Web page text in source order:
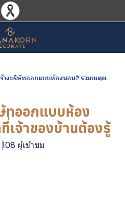
ริษัทออกแบบห้องนอน? รวมเหตุผลที่เจ้าของบ้านต้องรู้
ทออกแบบห้อง
เจ้าของบ้านต้องรู้
108 ผู้เข้าชม